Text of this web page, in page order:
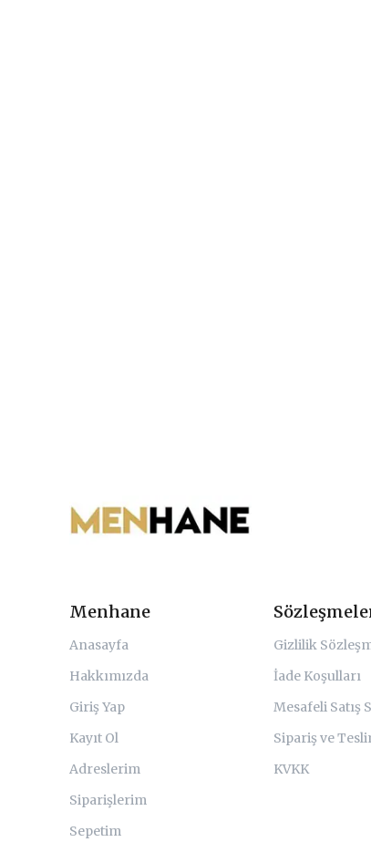
Menhane
Anasayfa
Hakkımızda
Giriş Yap
Kayıt Ol
Adreslerim
Siparişlerim
Sepetim
Gizlilik
İade Koşulları
Mesafeli Satış
Sipariş ve
KVKK